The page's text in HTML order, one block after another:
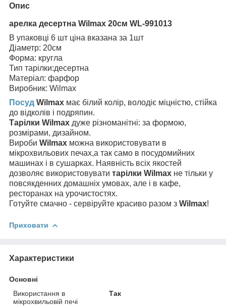
Опис
арелка десертна Wilmax 20см WL-991013
В упаковці 6 шт ціна вказана за 1шт
Діаметр: 20см
Форма: кругла
Тип тарілки:десертна
Матеріал: фарфор
Виробник: Wilmax
Посуд Wilmax має білий колір, володіє міцністю, стійка
до відколів і подряпин.
Тарілки Wilmax дуже різноманітні: за формою,
розмірами, дизайном.
Вироби Wilmax можна використовувати в
мікрохвильових печах,а так само в посудомийних
машинах і в сушарках. Наявність всіх якостей
дозволяє використовувати тарілки Wilmax не тільки у
повсякденних домашніх умовах, але і в кафе,
ресторанах на урочистостях.
Готуйте смачно - сервіруйте красиво разом з Wilmax!
Приховати
Характеристики
Основні
Використання в
мікрохвильовій печі
Так